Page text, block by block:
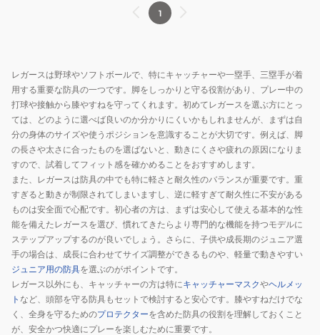
左
打
者
用
JD1105-
156
1
レガースは野球やソフトボールで、特にキャッチャーや一塁手、三塁手が着
用する重要な防具の一つです。脚をしっかりと守る役割があり、プレー中の
打球や接触から膝やすねを守ってくれます。初めてレガースを選ぶ方にとっ
ては、どのように選べば良いのか分かりにくいかもしれませんが、まずは自
分の身体のサイズや使うポジションを意識することが大切です。例えば、脚
の長さや太さに合ったものを選ばないと、動きにくさや疲れの原因になりま
すので、試着してフィット感を確かめることをおすすめします。
また、レガースは防具の中でも特に軽さと耐久性のバランスが重要です。重
すぎると動きが制限されてしまいますし、逆に軽すぎて耐久性に不安がある
ものは安全面で心配です。初心者の方は、まずは安心して使える基本的な性
能を備えたレガースを選び、慣れてきたらより専門的な機能を持つモデルに
ステップアップするのが良いでしょう。さらに、子供や成長期のジュニア選
手の場合は、成長に合わせてサイズ調整ができるものや、軽量で動きやすい
ジュニア用の防具を選ぶのがポイントです。
レガース以外にも、キャッチャーの方は特にキャッチャーマスクやヘルメッ
ト など、頭部を守る防具もセットで検討すると安心です。膝やすねだけでな
く、全身を守るためのプロテクターを含めた防具の役割を理解しておくこと
が、安全かつ快適にプレーを楽しむために重要です。